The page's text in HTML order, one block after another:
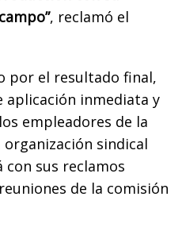
, reclamó el
por el resultado final,
aplicación inmediata y
empleadores de la
organización sindical
sus reclamos
de la comisión